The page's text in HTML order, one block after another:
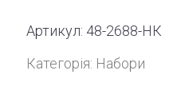
Артикул: 48-2688-НК
Категорія: Набори